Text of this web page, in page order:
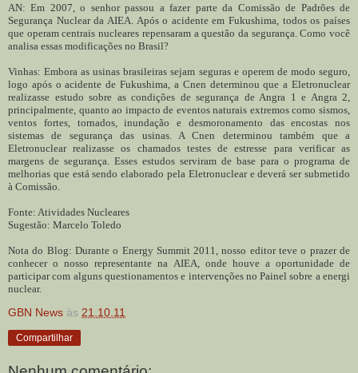
AN: Em 2007, o senhor passou a fazer parte da Comissão de Padrões de
Segurança Nuclear da AIEA. Após o acidente em Fukushima, todos os países
que operam centrais nucleares repensaram a questão da segurança. Como você
analisa essas modificações no Brasil?
Vinhas: Embora as usinas brasileiras sejam seguras e operem de modo seguro,
logo após o acidente de Fukushima, a Cnen determinou que a Eletronuclear
realizasse estudo sobre as condições de segurança de Angra 1 e Angra 2,
principalmente, quanto ao impacto de eventos naturais extremos como sismos,
ventos fortes, tornados, inundação e desmoronamento das encostas nos
sistemas de segurança das usinas. A Cnen determinou também que a
Eletronuclear realizasse os chamados testes de estresse para verificar as
margens de segurança. Esses estudos serviram de base para o programa de
melhorias que está sendo elaborado pela Eletronuclear e deverá ser submetido
à Comissão.
Fonte: Atividades Nucleares
Sugestão: Marcelo Toledo
Nota do Blog: Durante o Energy Summit 2011, nosso editor teve o prazer de
conhecer o nosso representante na AIEA, onde houve a oportunidade de
participar com alguns questionamentos e intervenções no Painel sobre a energi
nuclear.
GBN News às 21.10.11
Compartilhar